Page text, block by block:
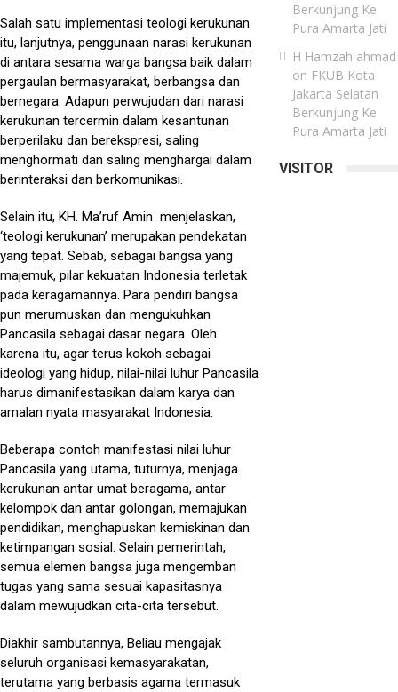
Salah satu implementasi teologi kerukunan
itu, lanjutnya, penggunaan narasi kerukunan
di antara sesama warga bangsa baik dalam
pergaulan bermasyarakat, berbangsa dan
bernegara. Adapun perwujudan dari narasi
kerukunan tercermin dalam kesantunan
berperilaku dan berekspresi, saling
menghormati dan saling menghargai dalam
berinteraksi dan berkomunikasi.
Selain itu, KH. Ma’ruf Amin menjelaskan,
‘teologi kerukunan’ merupakan pendekatan
yang tepat. Sebab, sebagai bangsa yang
majemuk, pilar kekuatan Indonesia terletak
pada keragamannya. Para pendiri bangsa
pun merumuskan dan mengukuhkan
Pancasila sebagai dasar negara. Oleh
karena itu, agar terus kokoh sebagai
ideologi yang hidup, nilai-nilai luhur Pancasila
harus dimanifestasikan dalam karya dan
amalan nyata masyarakat Indonesia.
Beberapa contoh manifestasi nilai luhur
Pancasila yang utama, tuturnya, menjaga
kerukunan antar umat beragama, antar
kelompok dan antar golongan, memajukan
pendidikan, menghapuskan kemiskinan dan
ketimpangan sosial. Selain pemerintah,
semua elemen bangsa juga mengemban
tugas yang sama sesuai kapasitasnya
dalam mewujudkan cita-cita tersebut.
Diakhir sambutannya, Beliau mengajak
seluruh organisasi kemasyarakatan,
terutama yang berbasis agama termasuk
Berkunjung Ke
Pura Amarta Jati
H Hamzah ahmad
on FKUB Kota
Jakarta Selatan
Berkunjung Ke
Pura Amarta Jati
VISITOR